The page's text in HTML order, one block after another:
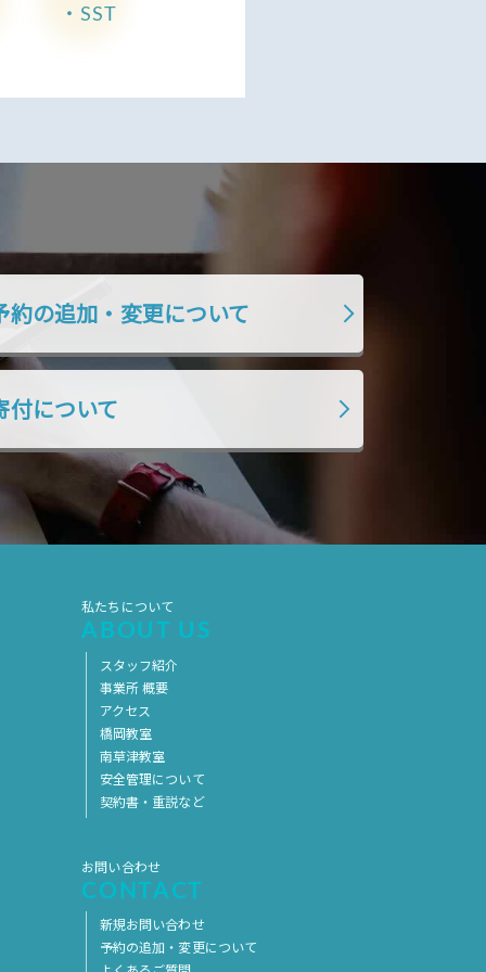
・SST
約の追加・変更について
付について
私たちについて
ABOUT US
スタッフ紹介
事業所 概要
アクセス
橋岡教室
南草津教室
安全管理について
契約書・重説など
お問い合わせ
CONTACT
新規お問い合わせ
予約の追加・変更について